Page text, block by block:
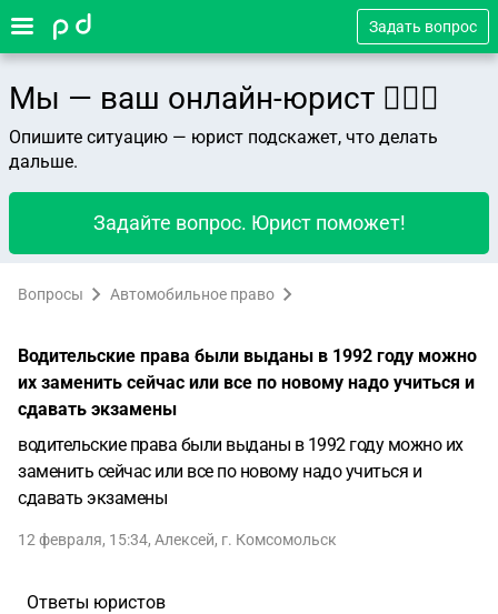
Задать вопрос
Мы — ваш онлайн-юрист 👨🏻‍⚖️
Опишите ситуацию — юрист подскажет, что делать
дальше.
Задайте вопрос. Юрист поможет!
Вопросы Автомобильное право
Водительские права были выданы в 1992 году можно
их заменить сейчас или все по новому надо учиться и
сдавать экзамены
водительские права были выданы в 1992 году можно их
заменить сейчас или все по новому надо учиться и
сдавать экзамены
12 февраля, 15:34, Алексей, г. Комсомольск
Ответы юристов